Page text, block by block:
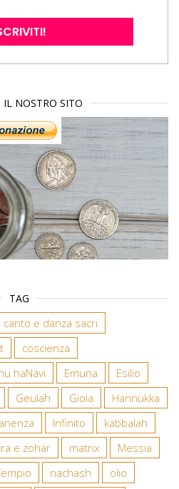
IL NOSTRO SITO
TAG
canto e danza sacri
coscienza
haNavi Emuna
Esilio
Geulah Gioia
Hannukka
Infinito
kabbalah
e zohar matrix
Messia
nachash
olio